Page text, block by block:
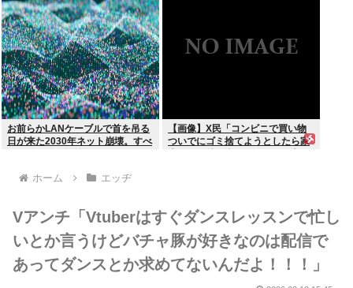
お前らかLANケーブルで首を吊る
日が来た2030年ネット崩壊。すべ
【画像】X民「コンビニで買い物
ついでにゴミ捨てようとしたら家
ホーム エッヂ
Vアンチ「Vtuberはすぐダンスレッスンで忙し
いとか言うけどバチャ豚が好きなのは配信で
あってダンスとか求めてないんだよ！！！」